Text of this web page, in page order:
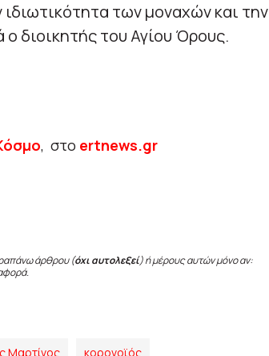
των μοναχών και την
ο διοικητής του Αγίου Όρους.
, στο ertnews.gr
άρθρου (όχι αυτολεξεί) ή μέρους αυτών μόνο αν:
Μαρτίνος κορονοϊός